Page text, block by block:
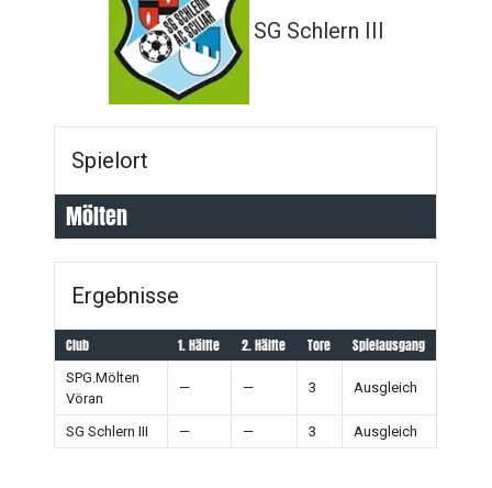
SG Schlern III
Spielort
Mölten
Ergebnisse
Club 1. Hälfte 2. Hälfte Tore Spielausgang
SPG.Mölten
Vöran
— — 3 Ausgleich
SG Schlern III — — 3 Ausgleich